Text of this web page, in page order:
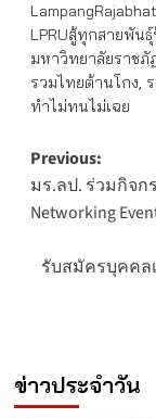
LPRUสู้ทุกสายพัน
มหาวิทยาลัยราชภั
รวมไทยต้านโกง,
ทำไม่ทนไม่เฉย
Post
Previous:
มร.ลป. ร่วมกิจกร
Networking
รับสมัครบุคคล
ข่าวประจำวัน